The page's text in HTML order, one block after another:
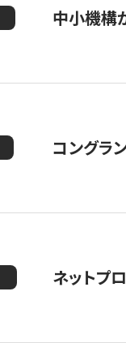
中小機構
コングラ
ネットプ